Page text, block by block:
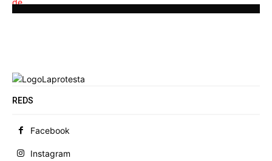
REDS
Facebook
Instagram